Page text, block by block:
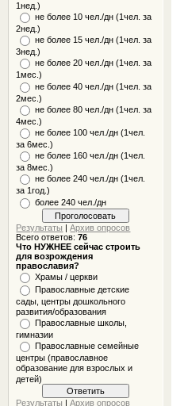
1нед.)
не более 10 чел./дн (1чел. за
2нед.)
не более 15 чел./дн (1чел. за
3нед.)
не более 20 чел./дн (1чел. за
1мес.)
не более 40 чел./дн (1чел. за
2мес.)
не более 80 чел./дн (1чел. за
4мес.)
не более 100 чел./дн (1чел.
за 6мес.)
не более 160 чел./дн (1чел.
за 8мес.)
не более 240 чел./дн (1чел.
за 1год.)
более 240 чел./дн
Результаты |Архив опросов
Всего ответов:76
Что НУЖНЕЕ сейчас строить
для возрождения
православия?
Храмы / церкви
Православные детские
сады, центры дошкольного
развития/образования
Православные школы,
гимназии
Православные семейные
центры (православное
образование для взрослых и
детей)
Результаты |Архив опросов